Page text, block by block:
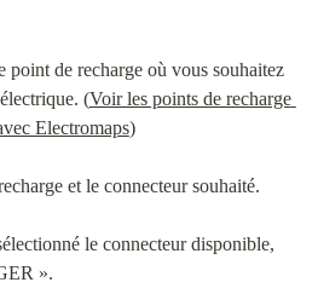
point de recharge où vous souhaitez
(Voir les points de recharge
Electromaps)
et le connecteur souhaité.
le connecteur disponible,
».